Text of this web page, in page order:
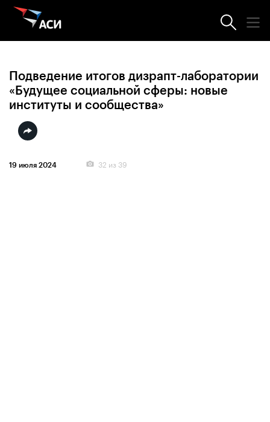
Фотогалерея
Подведение итогов дизрапт-лаборатории
«Будущее социальной сферы: новые
институты и сообщества»
19 июля 2024 32 из 39